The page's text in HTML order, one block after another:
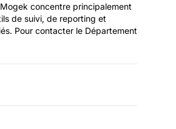
concentre principalement
de suivi, de reporting et
Pour contacter le Département